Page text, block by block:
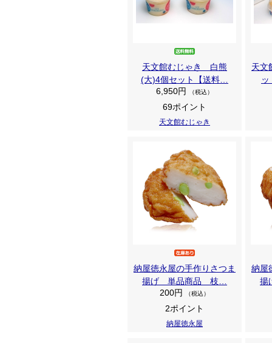
天文館むじゃき 白熊
(大)4個セット【送料…
6,950円
（税込）
69ポイント
天文館むじゃき
天文
納屋徳永屋の手作りさつま
揚げ 単品商品 枝…
200円
（税込）
2ポイント
納屋徳永屋
納屋
揚